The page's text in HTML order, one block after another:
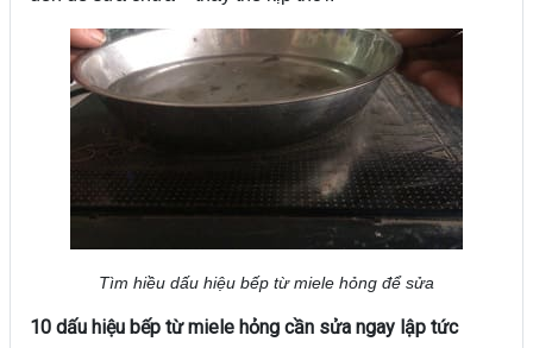
Tìm hiều dấu hiệu bếp từ miele hỏng để sửa
10 dấu hiệu bếp từ miele hỏng cần sửa ngay lập tức